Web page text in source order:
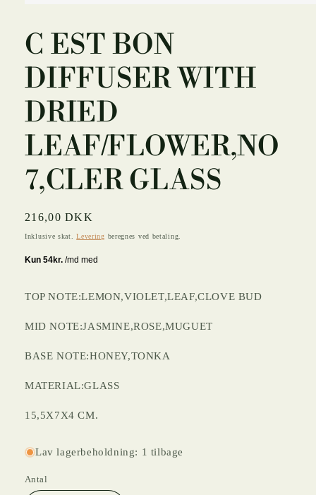
i
modus
C EST BON
DIFFUSER WITH
DRIED
LEAF/FLOWER,NO
7,CLER GLASS
Normalpris
216,00 DKK
Inklusive skat.Levering beregnes ved betaling.
TOP NOTE:LEMON,VIOLET,LEAF,CLOVE BUD
MID NOTE:JASMINE,ROSE,MUGUET
BASE NOTE:HONEY,TONKA
MATERIAL:GLASS
15,5X7X4 CM.
Lav lagerbeholdning: 1 tilbage
Antal